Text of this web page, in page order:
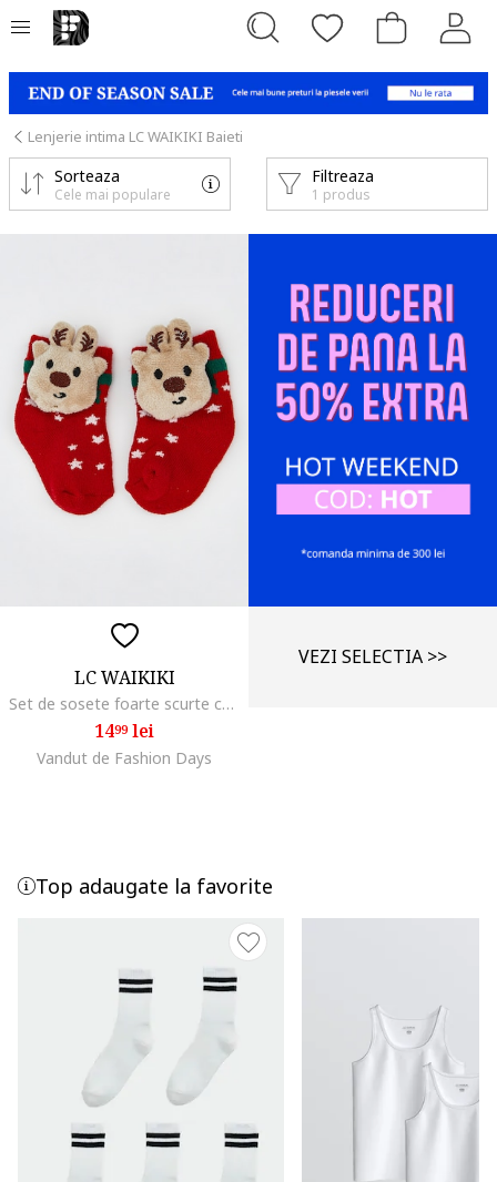
Lenjerie intima LC WAIKIKI Baieti
Filtreaza
1 produs
Sorteaza
Cele mai populare
LC WAIKIKI
Set de sosete foarte scurte cu reni Xmas, Rosu
1499lei
Vandut de Fashion Days
VEZI SELECTIA >>
Top adaugate la favorite